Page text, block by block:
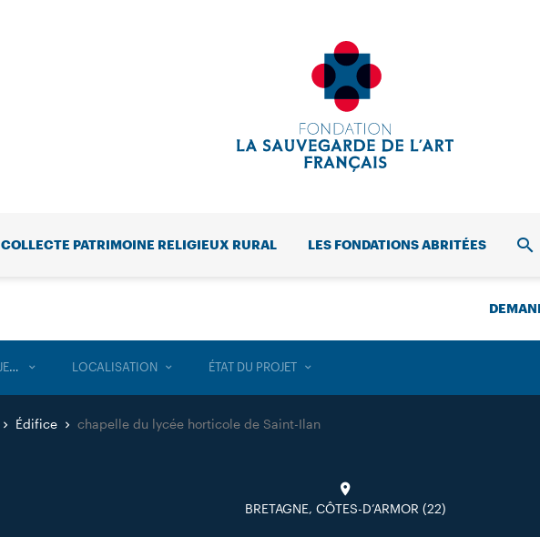
COLLECTE PATRIMOINE RELIGIEUX RURAL LES FONDATIONS ABRITÉES
TOUS LES PROJETS LOCALISATION ÉTAT DU PROJET
Édifice chapelle du lycée horticole de Saint-Ilan
BRETAGNE, CÔTES-D’ARMOR (22)